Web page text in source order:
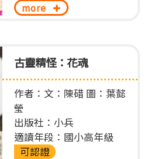
more
古靈精怪：花魂
作者：文：陳碏 圖：葉懿
瑩
出版社：小兵
適讀年段：國小高年級
可認證